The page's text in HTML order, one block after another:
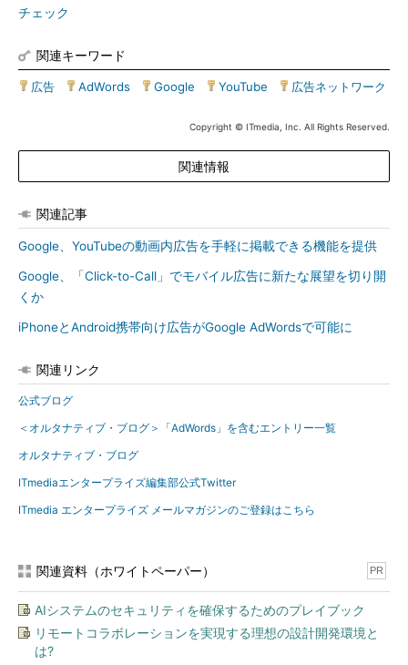
チェック
関連キーワード
広告 AdWords Google YouTube 広告ネットワーク
Copyright © ITmedia, Inc. All Rights Reserved.
関連情報
関連記事
Google、YouTubeの動画内広告を手軽に掲載できる機能を提供
Google、「Click-to-Call」でモバイル広告に新たな展望を切り開
くか
iPhoneとAndroid携帯向け広告がGoogle AdWordsで可能に
関連リンク
公式ブログ
＜オルタナティブ・ブログ＞「AdWords」を含むエントリー一覧
オルタナティブ・ブログ
ITmediaエンタープライズ編集部公式Twitter
ITmedia エンタープライズ メールマガジンのご登録はこちら
関連資料（ホワイトペーパー） PR
AIシステムのセキュリティを確保するためのプレイブック
リモートコラボレーションを実現する理想の設計開発環境と
は?